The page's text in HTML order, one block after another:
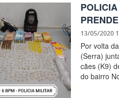
13/05/2020
Por volta
(Serra)
cães (K9)
do bairro